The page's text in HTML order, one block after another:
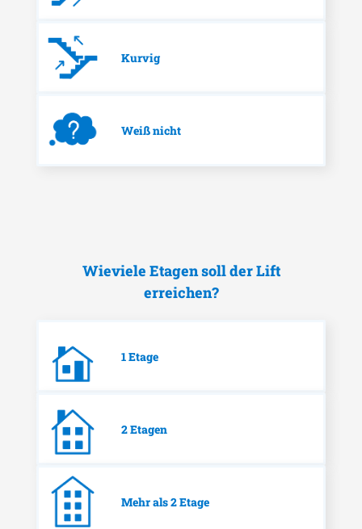
Kurvig
Weiß nicht
Wieviele Etagen soll der Lift
erreichen?
1 Etage
2 Etagen
Mehr als 2 Etage